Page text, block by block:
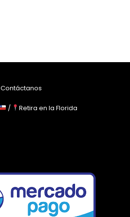
Contáctanos
/ Retira en la Florida